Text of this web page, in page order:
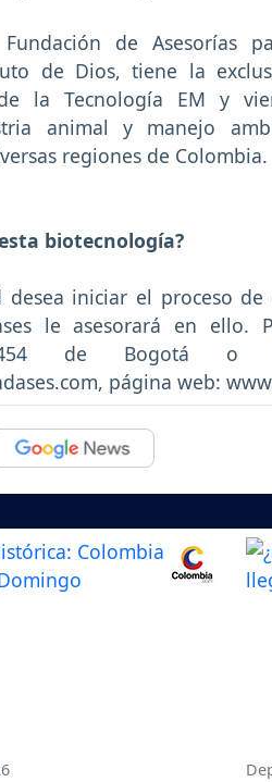
de Asesorías
de Dios, tiene la
de la Tecnología EM y
animal y manejo
regiones de Colombia.
biotecnología?
desea iniciar el proceso
le asesorará en ello.
de Bogotá o
página web: